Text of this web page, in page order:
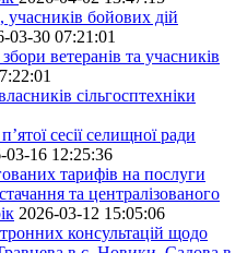
учасників бойових дій
03-30 07:21:01
ветеранів та учасників
сільгосптехніки
сесії селищної ради
03-16 12:25:36
тарифів на послуги
та централізованого
2026-03-12 15:05:06
консультацій щодо